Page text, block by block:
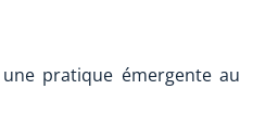
pratique émergente au